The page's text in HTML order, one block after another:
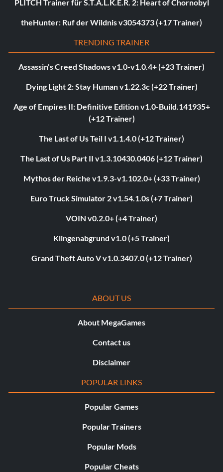
PLITCH Trainer für S.T.A.L.K.E.R. 2: Heart of Chornobyl
theHunter: Ruf der Wildnis v3054373 (+17 Trainer)
TRENDING TRAINER
Assassin's Creed Shadows v1.0-v1.0.4+ (+23 Trainer)
Dying Light 2: Stay Human v1.22.3c (+22 Trainer)
Age of Empires II: Definitive Edition v1.0-Build.141935+
(+12 Trainer)
The Last of Us Teil I v1.1.4.0 (+12 Trainer)
The Last of Us Part II v1.3.10430.0406 (+12 Trainer)
Mythos der Reiche v1.9.3-v1.102.0+ (+33 Trainer)
Euro Truck Simulator 2 v1.54.1.0s (+7 Trainer)
VOIN v0.2.0+ (+4 Trainer)
Klingenabgrund v1.0 (+5 Trainer)
Grand Theft Auto V v1.0.3407.0 (+12 Trainer)
ABOUT US
About MegaGames
Contact us
Disclaimer
POPULAR LINKS
Popular Games
Popular Trainers
Popular Mods
Popular Cheats